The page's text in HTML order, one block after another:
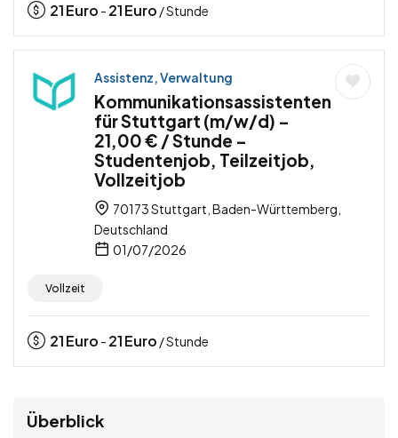
21Euro - 21Euro / Stunde
Assistenz, Verwaltung
Kommunikationsassistenten
für Stuttgart (m/w/d) –
21,00 € / Stunde –
Studentenjob, Teilzeitjob,
Vollzeitjob
70173 Stuttgart, Baden-Württemberg,
Deutschland
01/07/2026
Vollzeit
21Euro - 21Euro / Stunde
Überblick